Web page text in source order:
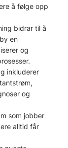
å følge opp
bidrar til å
en
og
inkluderer
og
som jobber
alltid får